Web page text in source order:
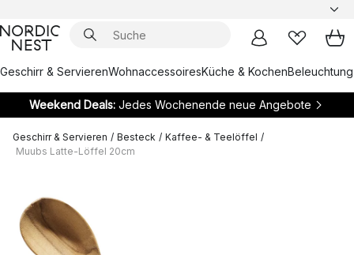
Geschirr & ServierenWohnaccessoiresKüche & KochenBeleuchtung
Weekend Deals:Jedes Wochenende neue Angebote
Geschirr & Servieren / Besteck / Kaffee- & Teelöffel /
Muubs Latte-Löffel 20cm